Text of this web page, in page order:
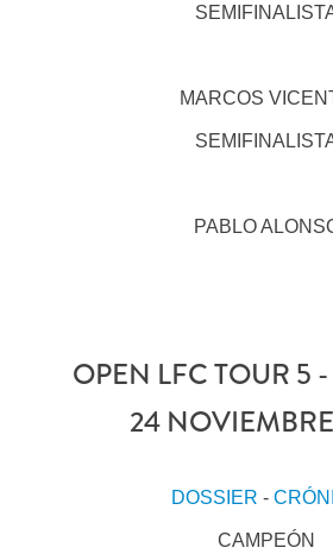
MARCOS
PABLO
OPEN LFC TOUR 5
24
DOSSIER -
CAMPEÓN